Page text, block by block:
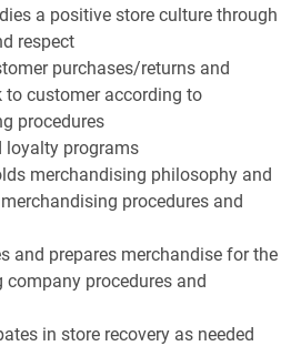
a positive store culture through
respect
purchases/returns and
to customer according to
procedures
loyalty programs
merchandising philosophy and
procedures and
and prepares merchandise for the
procedures and
in store recovery as needed